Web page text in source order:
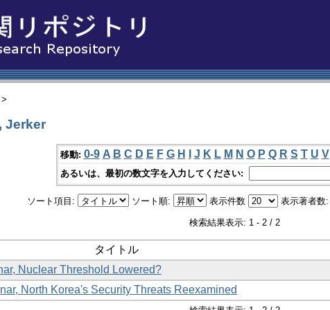
>
Jerker
移動: 0-9 A B C D E F G H J K L M N O P Q R S T U V
あるいは、最初の数文字を入力してください:
ソート項目: ソート順: 表示件数 表示著者数:
検索結果表示: 1 - 2 / 2
タイトル
Nuclear Threshold Lowered?
North Korea's Security Threats Reexamined